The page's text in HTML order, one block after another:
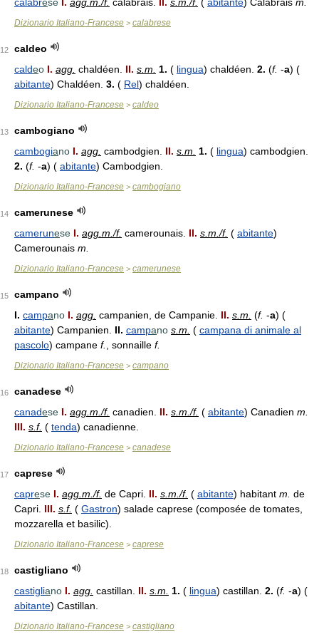
Dizionario Italiano-Francese > calabrese
12
caldeo
caldeo I. agg. chaldéen. II. s.m. 1. ( lingua) chaldéen. 2. (f. -a) (
abitante) Chaldéen. 3. ( Rel) chaldéen.
Dizionario Italiano-Francese > caldeo
13
cambogiano
cambogiano I. agg. cambodgien. II. s.m. 1. ( lingua) cambodgien.
2. (f. -a) ( abitante) Cambodgien.
Dizionario Italiano-Francese > cambogiano
14
camerunese
camerunese I. agg.m./f. camerounais. II. s.m./f. ( abitante)
Camerounais m.
Dizionario Italiano-Francese > camerunese
15
campano
I. campano I. agg. campanien, de Campanie. II. s.m. (f. -a) (
abitante) Campanien. II. campano s.m. ( campana di animale al
pascolo) campane f. , sonnaille f.
Dizionario Italiano-Francese > campano
16
canadese
canadese I. agg.m./f. canadien. II. s.m./f. ( abitante) Canadien m.
III. s.f. ( tenda) canadienne.
Dizionario Italiano-Francese > canadese
17
caprese
caprese I. agg.m./f. de Capri. II. s.m./f. ( abitante) habitant m. de
Capri. III. s.f. ( Gastron) salade caprese (composée de tomates,
mozzarella et basilic).
Dizionario Italiano-Francese > caprese
18
castigliano
castigliano I. agg. castillan. II. s.m. 1. ( lingua) castillan. 2. (f. -a) (
abitante) Castillan.
Dizionario Italiano-Francese > castigliano